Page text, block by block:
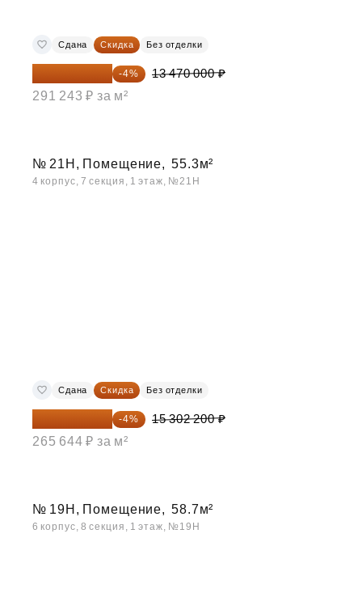
Сдана Скидка Без отделки
12 931 200 ₽ -4%
13 470 000 ₽
291 243 ₽ за м²
№ 21Н, Помещение, 55.3м²
4 корпус, 7 секция, 1 этаж, №21Н
Сдана Скидка Без отделки
14 690 112 ₽ -4%
15 302 200 ₽
265 644 ₽ за м²
№ 19Н, Помещение, 58.7м²
6 корпус, 8 секция, 1 этаж, №19Н